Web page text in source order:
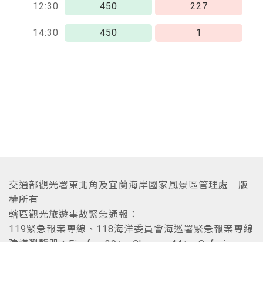
12:30 450 227
14:30 450 1
交通部觀光署東北角及宜蘭海岸國家風景區管理處 版
權所有
轄區觀光旅遊事故緊急通報：
119緊急報案專線、118海洋委員會海巡署緊急報案專線
建議瀏覽器：Firefox 39+、Chrome 44+、Safari、